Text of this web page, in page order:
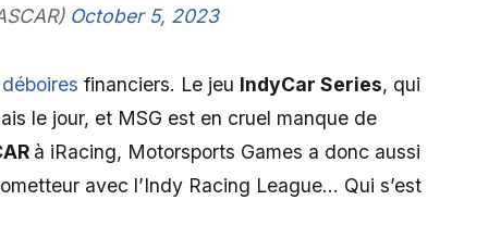
October 5, 2023
financiers. Le jeu IndyCar Series, qui
le jour, et MSG est en cruel manque de
à iRacing, Motorsports Games a donc aussi
avec l’Indy Racing League… Qui s’est